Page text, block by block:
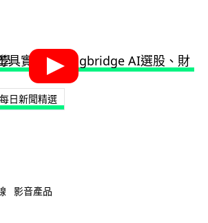
每日新聞精選
影音產品